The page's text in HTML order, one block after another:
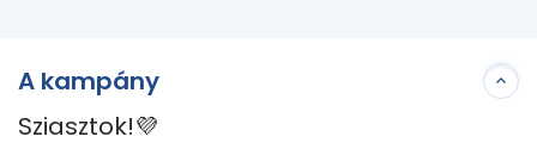
A kampány
Sziasztok!💜